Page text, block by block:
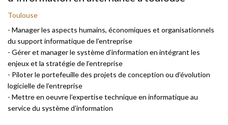
Toulouse
- Manager les aspects humains, économiques et organisationnels
du support informatique de l’entreprise
- Gérer et manager le système d’information en intégrant les
enjeux et la stratégie de l’entreprise
- Piloter le portefeuille des projets de conception ou d’évolution
logicielle de l’entreprise
- Mettre en oeuvre l’expertise technique en informatique au
service du système d’information